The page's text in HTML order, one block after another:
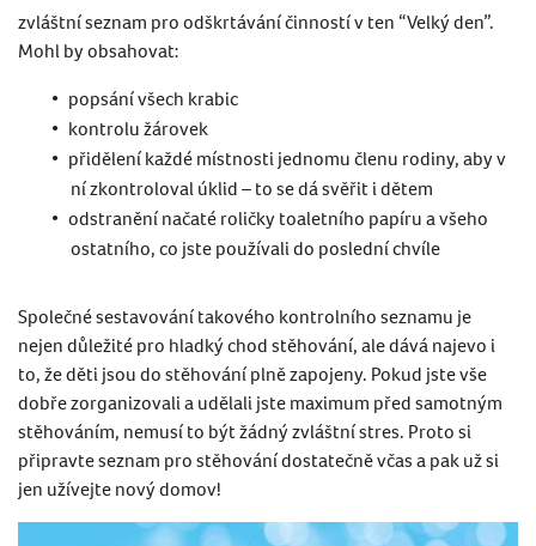
zvláštní seznam pro odškrtávání činností v ten “Velký den”.
Mohl by obsahovat:
popsání všech krabic
kontrolu žárovek
přidělení každé místnosti jednomu členu rodiny, aby v
ní zkontroloval úklid – to se dá svěřit i dětem
odstranění načaté roličky toaletního papíru a všeho
ostatního, co jste používali do poslední chvíle
Společné sestavování takového kontrolního seznamu je
nejen důležité pro hladký chod stěhování, ale dává najevo i
to, že děti jsou do stěhování plně zapojeny. Pokud jste vše
dobře zorganizovali a udělali jste maximum před samotným
stěhováním, nemusí to být žádný zvláštní stres. Proto si
připravte seznam pro stěhování dostatečně včas a pak už si
jen užívejte nový domov!